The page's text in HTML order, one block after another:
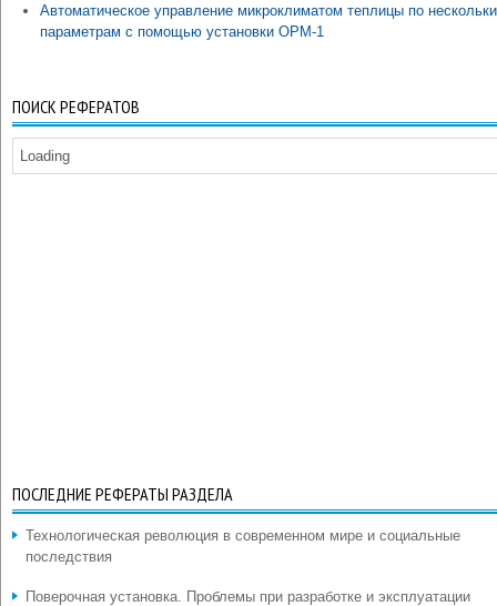
Автоматическое управление микроклиматом теплицы по
параметрам с помощью установки ОРМ-1
ПОИСК РЕФЕРАТОВ
Loading
ПОСЛЕДНИЕ РЕФЕРАТЫ РАЗДЕЛА
Технологическая революция в современном мире и социальные
последствия
Поверочная установка. Проблемы при разработке и эксплуатации